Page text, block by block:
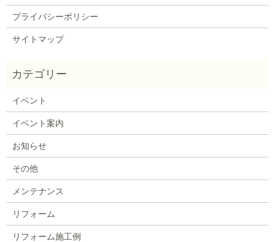
プライバシーポリシー
サイトマップ
イベント
イベント案内
お知らせ
その他
メンテナンス
リフォーム
リフォーム施工例